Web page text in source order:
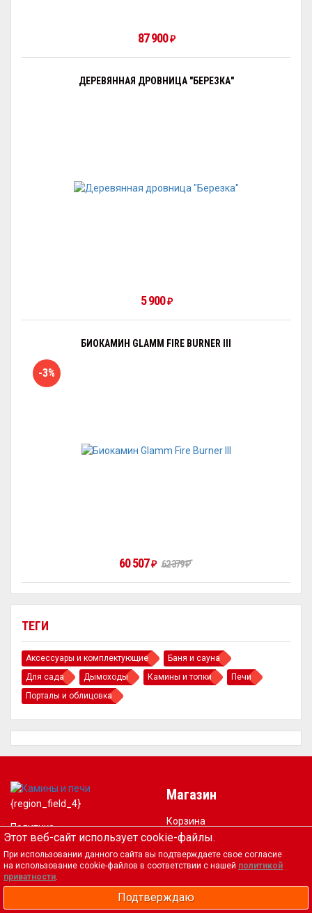
ТЕГИ
Аксессуары и комплектующие
Баня и сауна
Для сада
Дымоходы Камины и топки
Печи
Порталы и облицовка
87 900₽
ДЕРЕВЯННАЯ ДРОВНИЦА "БЕРЕЗКА"
5 900₽
БИОКАМИН GLAMM FIRE BURNER III
-3%
60 507₽ 62 379₽
{region_field_4}
Политика
конфиденциальности
Согласие на обработку
персональных данных
Магазин
Корзина
Оформить заказ
Оплата и доставка
Контакты
Фальшивые интернет
магазины
Этот веб-сайт использует cookie-файлы.
При использовании данного сайта вы подтверждаете свое согласие
на использование cookie-файлов в соответствии с нашей политикой
приватности.
Подтверждаю